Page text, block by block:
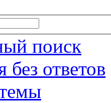
поиск
ответов